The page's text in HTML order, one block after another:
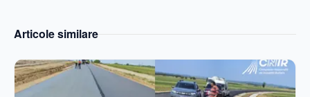
Articole similare